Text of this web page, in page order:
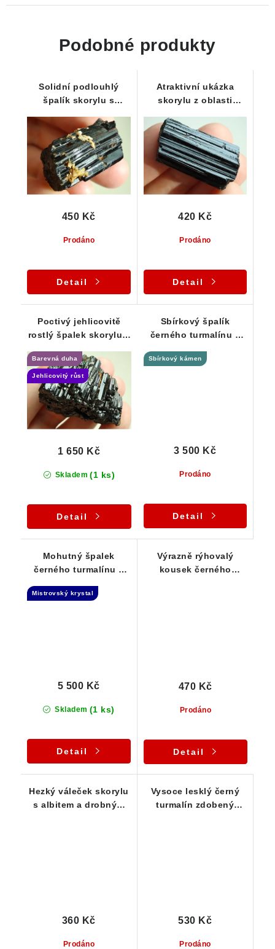
Podobné produkty
Solidní podlouhlý
špalík skorylu s
limonitu
Prodáno
450 Kč
Detail
Atraktivní ukázka
skorylu z oblasti
g
Prodáno
420 Kč
Detail
Poctivý jehlicovitě
rostlý špalek skorylu s
duhou
Barevná duha
Jehlicovitý růst
Skladem (1 ks)
1 650 Kč
Detail
Sbírkový špalík
černého turmalínu s
zakončením
Sbírkový kámen
Prodáno
3 500 Kč
Detail
Mohutný špalek
černého turmalínu s
Samoléčitel
Mistrovský krystal
Skladem (1 ks)
5 500 Kč
Detail
Výrazně rýhovalý
kousek černého
Prodáno
470 Kč
Detail
Hezký váleček skorylu
s albitem a drobným
Prodáno
360 Kč
Vysoce lesklý černý
turmalín zdobený
Prodáno
530 Kč